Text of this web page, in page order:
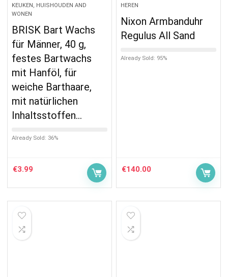
KEUKEN, HUISHOUDEN AND
WONEN
BRISK Bart Wachs
für Männer, 40 g,
festes Bartwachs
mit Hanföl, für
weiche Barthaare,
mit natürlichen
Inhaltsstoffen…
Already Sold: 36%
€3.99
HEREN
Nixon Armbanduhr
Regulus All Sand
Already Sold: 95%
€140.00